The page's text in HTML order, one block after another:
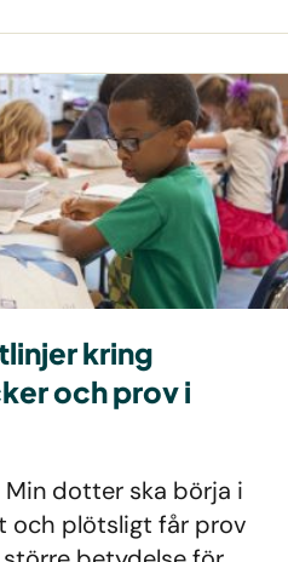
kring
och prov i
Min dotter ska börja i
och plötsligt får prov